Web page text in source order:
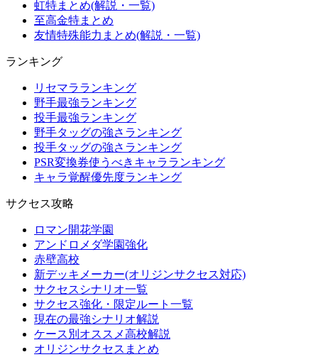
虹特まとめ(解説・一覧)
至高金特まとめ
友情特殊能力まとめ(解説・一覧)
ランキング
リセマラランキング
野手最強ランキング
投手最強ランキング
野手タッグの強さランキング
投手タッグの強さランキング
PSR変換券使うべきキャラランキング
キャラ覚醒優先度ランキング
サクセス攻略
ロマン開花学園
アンドロメダ学園強化
赤壁高校
新デッキメーカー(オリジンサクセス対応)
サクセスシナリオ一覧
サクセス強化・限定ルート一覧
現在の最強シナリオ解説
ケース別オススメ高校解説
オリジンサクセスまとめ